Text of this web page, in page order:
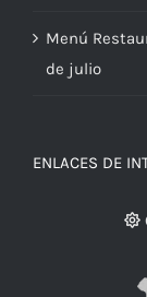
Menú
de julio
ENLACES DE